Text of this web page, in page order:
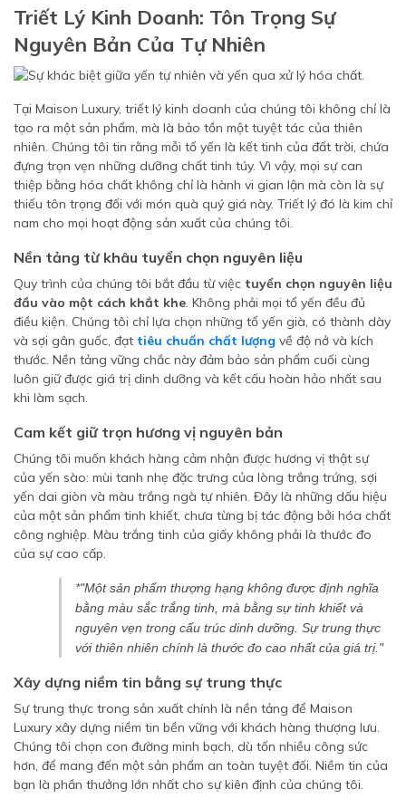
Triết Lý Kinh Doanh: Tôn Trọng Sự
Nguyên Bản Của Tự Nhiên
Tại Maison Luxury, triết lý kinh doanh của chúng tôi không chỉ là
tạo ra một sản phẩm, mà là bảo tồn một tuyệt tác của thiên
nhiên. Chúng tôi tin rằng mỗi tổ yến là kết tinh của đất trời, chứa
đựng trọn vẹn những dưỡng chất tinh túy. Vì vậy, mọi sự can
thiệp bằng hóa chất không chỉ là hành vi gian lận mà còn là sự
thiếu tôn trọng đối với món quà quý giá này. Triết lý đó là kim chỉ
nam cho mọi hoạt động sản xuất của chúng tôi.
Nền tảng từ khâu tuyển chọn nguyên liệu
Quy trình của chúng tôi bắt đầu từ việc tuyển chọn nguyên liệu
đầu vào một cách khắt khe. Không phải mọi tổ yến đều đủ
điều kiện. Chúng tôi chỉ lựa chọn những tổ yến già, có thành dày
và sợi gân guốc, đạt tiêu chuẩn chất lượng về độ nở và kích
thước. Nền tảng vững chắc này đảm bảo sản phẩm cuối cùng
luôn giữ được giá trị dinh dưỡng và kết cấu hoàn hảo nhất sau
khi làm sạch.
Cam kết giữ trọn hương vị nguyên bản
Chúng tôi muốn khách hàng cảm nhận được hương vị thật sự
của yến sào: mùi tanh nhẹ đặc trưng của lòng trắng trứng, sợi
yến dai giòn và màu trắng ngà tự nhiên. Đây là những dấu hiệu
của một sản phẩm tinh khiết, chưa từng bị tác động bởi hóa chất
công nghiệp. Màu trắng tinh của giấy không phải là thước đo
của sự cao cấp.
*"Một sản phẩm thượng hạng không được định nghĩa
bằng màu sắc trắng tinh, mà bằng sự tinh khiết và
nguyên vẹn trong cấu trúc dinh dưỡng. Sự trung thực
với thiên nhiên chính là thước đo cao nhất của giá trị."
Xây dựng niềm tin bằng sự trung thực
Sự trung thực trong sản xuất chính là nền tảng để Maison
Luxury xây dựng niềm tin bền vững với khách hàng thượng lưu.
Chúng tôi chọn con đường minh bạch, dù tốn nhiều công sức
hơn, để mang đến một sản phẩm an toàn tuyệt đối. Niềm tin của
bạn là phần thưởng lớn nhất cho sự kiên định của chúng tôi.